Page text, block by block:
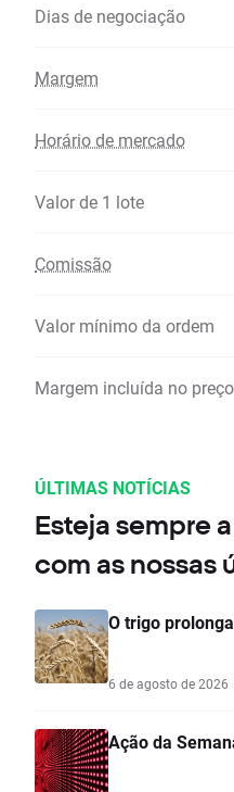
Dias de negociação
Margem
Horário de mercado
Valor de 1 lote
Comissão
Valor mínimo da ordem
Margem incluída no preço
ÚLTIMAS NOTÍCIAS
Esteja sempre
com as nossas
O trigo
6 de agosto de 2026
Ação da